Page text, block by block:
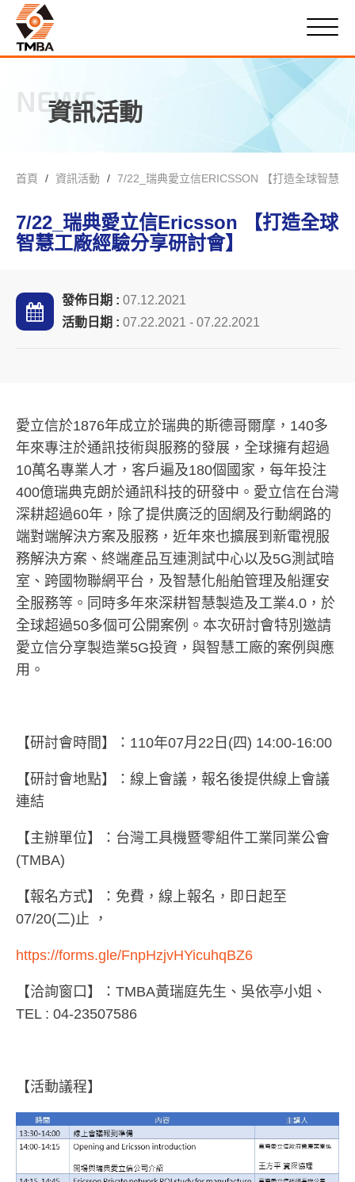
NEWS
資訊活動
首頁 資訊活動 7/22_瑞典愛立信ERICSSON 【打造全球智慧工
7/22_瑞典愛立信Ericsson 【打造全球
智慧工廠經驗分享研討會】
發佈日期 : 07.12.2021
活動日期 : 07.22.2021 - 07.22.2021
愛立信於1876年成立於瑞典的斯德哥爾摩，140多
年來專注於通訊技術與服務的發展，全球擁有超過
10萬名專業人才，客戶遍及180個國家，每年投注
400億瑞典克朗於通訊科技的研發中。愛立信在台灣
深耕超過60年，除了提供廣泛的固網及行動網路的
端對端解決方案及服務，近年來也擴展到新電視服
務解決方案、終端產品互連測試中心以及5G測試暗
室、跨國物聯網平台，及智慧化船舶管理及船運安
全服務等。同時多年來深耕智慧製造及工業4.0，於
全球超過50多個可公開案例。本次研討會特別邀請
愛立信分享製造業5G投資，與智慧工廠的案例與應
用。
【研討會時間】：110年07月22日(四) 14:00-16:00
【研討會地點】：線上會議，報名後提供線上會議
連結
【主辦單位】：台灣工具機暨零組件工業同業公會
(TMBA)
【報名方式】：免費，線上報名，即日起至
07/20(二)止 ，
https://forms.gle/FnpHzjvHYicuhqBZ6
【洽詢窗口】：TMBA黃瑞庭先生、吳依亭小姐、
TEL : 04-23507586
【活動議程】